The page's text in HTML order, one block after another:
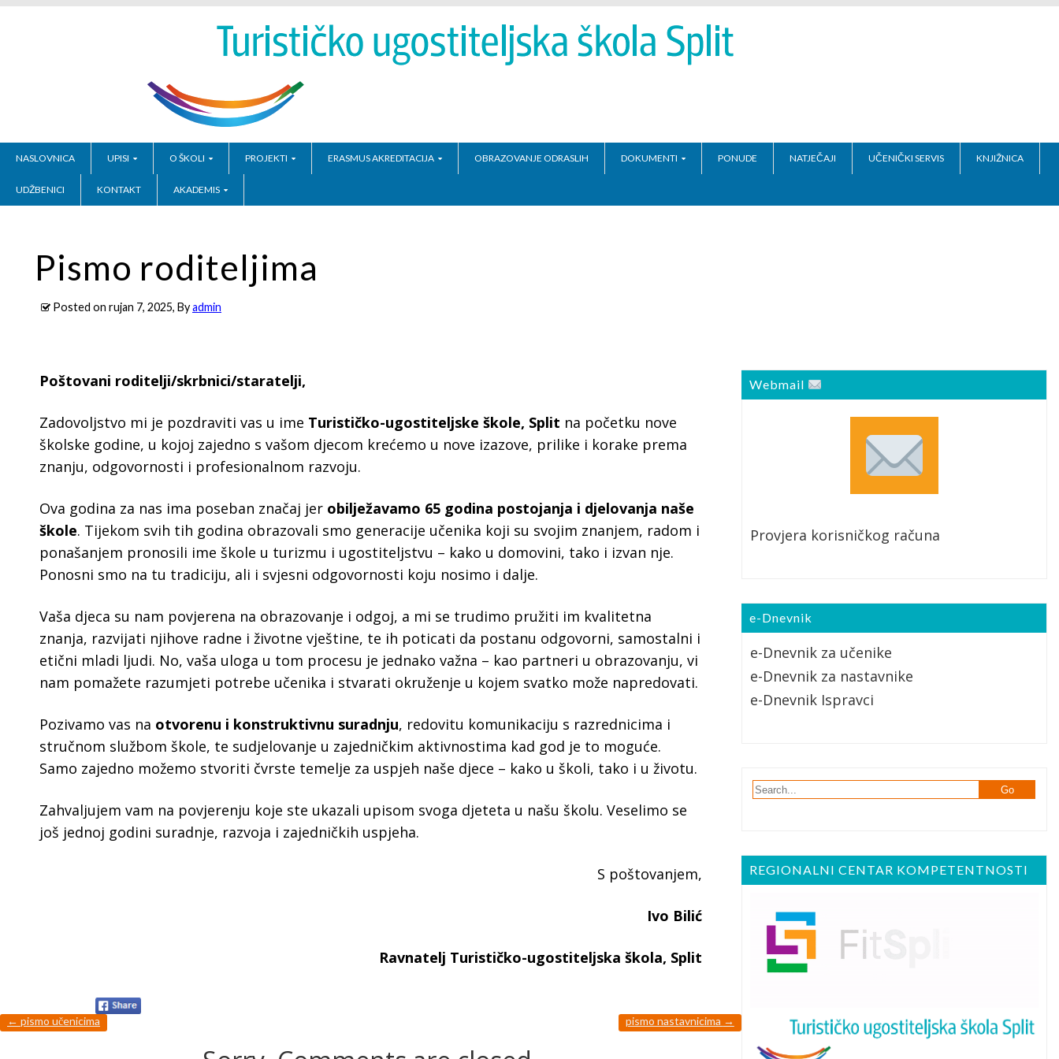
NASLOVNICA UPISI O ŠKOLI PROJEKTI ERASMUS AKREDITACIJA OBRAZOVANJE ODRASLIH DOKUMENTI PONUDE NATJEČAJI UČENIČKI SERVIS KNJIŽNICA
UDŽBENICI KONTAKT AKADEMIS
Pismo roditeljima
Posted on rujan 7, 2025, Byadmin
Poštovani roditelji/skrbnici/staratelji,
Zadovoljstvo mi je pozdraviti vas u ime Turističko-ugostiteljske škole, Split na početku nove
školske godine, u kojoj zajedno s vašom djecom krećemo u nove izazove, prilike i korake prema
znanju, odgovornosti i profesionalnom razvoju.
Ova godina za nas ima poseban značaj jer obilježavamo 65 godina postojanja i djelovanja naše
škole. Tijekom svih tih godina obrazovali smo generacije učenika koji su svojim znanjem, radom i
ponašanjem pronosili ime škole u turizmu i ugostiteljstvu – kako u domovini, tako i izvan nje.
Ponosni smo na tu tradiciju, ali i svjesni odgovornosti koju nosimo i dalje.
Vaša djeca su nam povjerena na obrazovanje i odgoj, a mi se trudimo pružiti im kvalitetna
znanja, razvijati njihove radne i životne vještine, te ih poticati da postanu odgovorni, samostalni i
etični mladi ljudi. No, vaša uloga u tom procesu je jednako važna – kao partneri u obrazovanju, vi
nam pomažete razumjeti potrebe učenika i stvarati okruženje u kojem svatko može napredovati.
Pozivamo vas na otvorenu i konstruktivnu suradnju, redovitu komunikaciju s razrednicima i
stručnom službom škole, te sudjelovanje u zajedničkim aktivnostima kad god je to moguće.
Samo zajedno možemo stvoriti čvrste temelje za uspjeh naše djece – kako u školi, tako i u životu.
Zahvaljujem vam na povjerenju koje ste ukazali upisom svoga djeteta u našu školu. Veselimo se
još jednoj godini suradnje, razvoja i zajedničkih uspjeha.
S poštovanjem,
Ivo Bilić
Ravnatelj Turističko-ugostiteljska škola, Split
pismo nastavnicima →
← pismo učenicima
Webmail
Provjera korisničkog računa
e-Dnevnik
e-Dnevnik za učenike
e-Dnevnik za nastavnike
e-Dnevnik Ispravci
REGIONALNI CENTAR KOMPETENTNOSTI